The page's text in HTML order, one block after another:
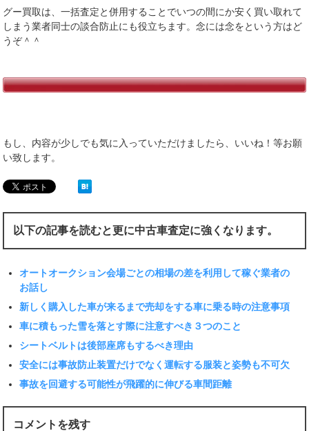
グー買取は、一括査定と併用することでいつの間にか安く買い取れて
しまう業者同士の談合防止にも役立ちます。念には念をという方はど
うぞ＾＾
もし、内容が少しでも気に入っていただけましたら、いいね！等お願
い致します。
以下の記事を読むと更に中古車査定に強くなります。
オートオークション会場ごとの相場の差を利用して稼ぐ業者の
お話し
新しく購入した車が来るまで売却をする車に乗る時の注意事項
車に積もった雪を落とす際に注意すべき３つのこと
シートベルトは後部座席もするべき理由
安全には事故防止装置だけでなく運転する服装と姿勢も不可欠
事故を回避する可能性が飛躍的に伸びる車間距離
コメントを残す